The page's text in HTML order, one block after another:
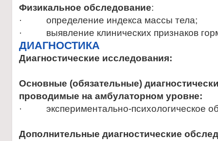
Физикальное обследование:
· определение индекса массы тела;
· выявление клинических признаков
ДИАГНОСТИКА
Диагностические исследования:
Основные (обязательные)
проводимые на амбулаторном уровне:
· экспериментально-психологическое
Дополнительные диагностические